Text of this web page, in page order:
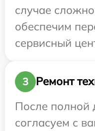
случае
обеспечим
сервисный
3
Ремонт
После полной
согласуем с